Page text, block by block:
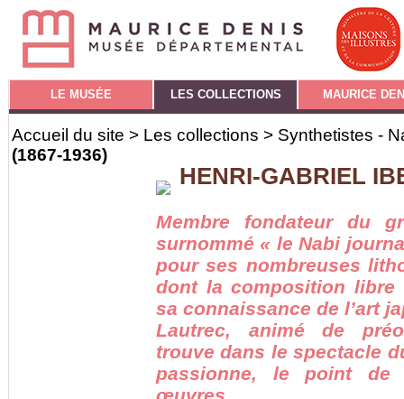
LE MUSÉE LES COLLECTIONS MAURICE
Accueil du site > Les collections > Synthetistes -
(1867-1936)
HENRI-GABRIEL
Membre fondateur du
surnommé « le Nabi
pour ses nombreuses
dont la composition libre
sa connaissance de l’art
Lautrec, animé de
trouve dans le spectacle
passionne, le point de